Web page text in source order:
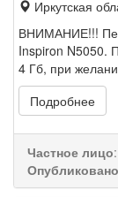
Иркутская
ВНИМАНИЕ!!!
Inspiron N5050.
4 Гб, при
Подробнее
Частное лицо:
Опубликовано